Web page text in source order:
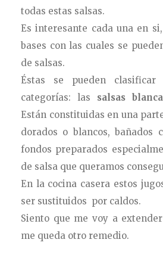
todas estas salsas.
Es interesante cada una en
bases con las cuales se
de salsas.
Éstas se pueden
categorías: las salsas
Están constituidas en una
dorados o blancos, bañados
fondos preparados
de salsa que queramos
En la cocina casera estos
ser sustituidos por caldos.
Siento que me voy a
me queda otro remedio.